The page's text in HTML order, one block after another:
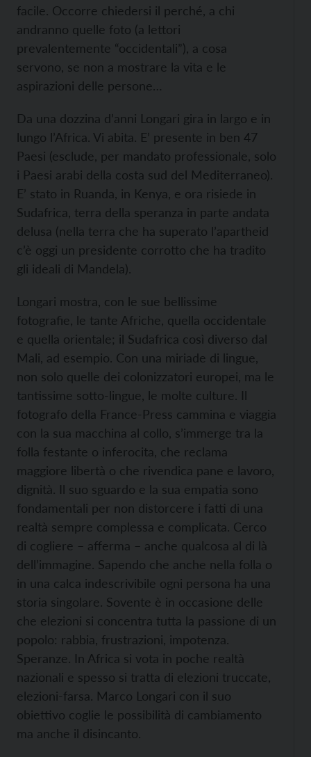
facile. Occorre chiedersi il perché, a chi
andranno quelle foto (a lettori
prevalentemente “occidentali”), a cosa
servono, se non a mostrare la vita e le
aspirazioni delle persone…
Da una dozzina d’anni Longari gira in largo e in
lungo l’Africa. Vi abita. E’ presente in ben 47
Paesi (esclude, per mandato professionale, solo
i Paesi arabi della costa sud del Mediterraneo).
E’ stato in Ruanda, in Kenya, e ora risiede in
Sudafrica, terra della speranza in parte andata
delusa (nella terra che ha superato l’apartheid
c’è oggi un presidente corrotto che ha tradito
gli ideali di Mandela).
Longari mostra, con le sue bellissime
fotografie, le tante Afriche, quella occidentale
e quella orientale; il Sudafrica così diverso dal
Mali, ad esempio. Con una miriade di lingue,
non solo quelle dei colonizzatori europei, ma le
tantissime sotto-lingue, le molte culture. Il
fotografo della France-Press cammina e viaggia
con la sua macchina al collo, s’immerge tra la
folla festante o inferocita, che reclama
maggiore libertà o che rivendica pane e lavoro,
dignità. Il suo sguardo e la sua empatia sono
fondamentali per non distorcere i fatti di una
realtà sempre complessa e complicata. Cerco
di cogliere – afferma – anche qualcosa al di là
dell’immagine. Sapendo che anche nella folla o
in una calca indescrivibile ogni persona ha una
storia singolare. Sovente è in occasione delle
che elezioni si concentra tutta la passione di un
popolo: rabbia, frustrazioni, impotenza.
Speranze. In Africa si vota in poche realtà
nazionali e spesso si tratta di elezioni truccate,
elezioni-farsa. Marco Longari con il suo
obiettivo coglie le possibilità di cambiamento
ma anche il disincanto.